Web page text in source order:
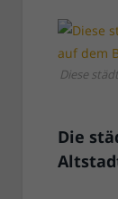
Diese
Die